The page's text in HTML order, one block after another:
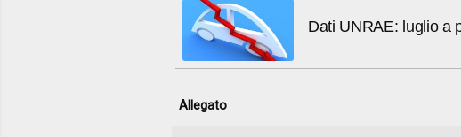
Dati UNRAE: luglio a
Allegato